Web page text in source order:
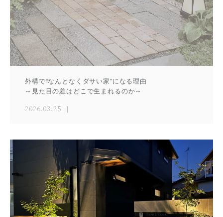
外構で“なんとなくダサい家”になる理由
～見た目の差はどこで生まれるのか～
2026.03.25